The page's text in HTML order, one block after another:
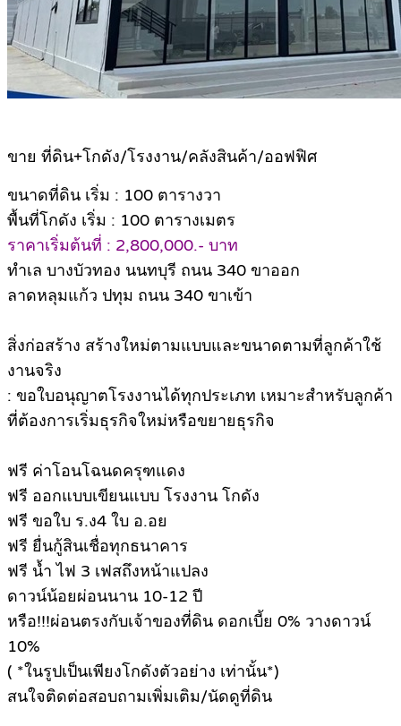
ขาย ที่ดิน+โกดัง/โรงงาน/คลังสินค้า/ออฟฟิศ
ขนาดที่ดิน เริ่ม : 100 ตารางวา
พื้นที่โกดัง เริ่ม : 100 ตารางเมตร
ราคาเริ่มต้นที่ : 2,800,000.- บาท
ทำเล บางบัวทอง นนทบุรี ถนน 340 ขาออก
ลาดหลุมแก้ว ปทุม ถนน 340 ขาเข้า
สิ่งก่อสร้าง สร้างใหม่ตามแบบและขนาดตามที่ลูกค้าใช้
งานจริง
: ขอใบอนุญาตโรงงานได้ทุกประเภท เหมาะสำหรับลูกค้า
ที่ต้องการเริ่มธุรกิจใหม่หรือขยายธุรกิจ
ฟรี ค่าโอนโฉนดครุฑแดง
ฟรี ออกแบบเขียนแบบ โรงงาน โกดัง
ฟรี ขอใบ ร.ง4 ใบ อ.อย
ฟรี ยื่นกู้สินเชื่อทุกธนาคาร
ฟรี น้ำ ไฟ 3 เฟสถึงหน้าแปลง
ดาวน์น้อยผ่อนนาน 10-12 ปี
หรือ!!!ผ่อนตรงกับเจ้าของที่ดิน ดอกเบี้ย 0% วางดาวน์
10%
( *ในรูปเป็นเพียงโกดังตัวอย่าง เท่านั้น*)
สนใจติดต่อสอบถามเพิ่มเติม/นัดดูที่ดิน